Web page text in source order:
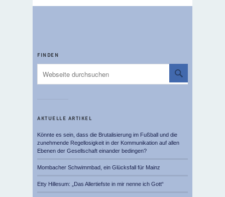
FINDEN
AKTUELLE ARTIKEL
Könnte es sein, dass die Brutalisierung im Fußball und die
zunehmende Regellosigkeit in der Kommunikation auf allen
Ebenen der Gesellschaft einander bedingen?
Mombacher Schwimmbad, ein Glücksfall für Mainz
Etty Hillesum: „Das Allertiefste in mir nenne ich Gott“